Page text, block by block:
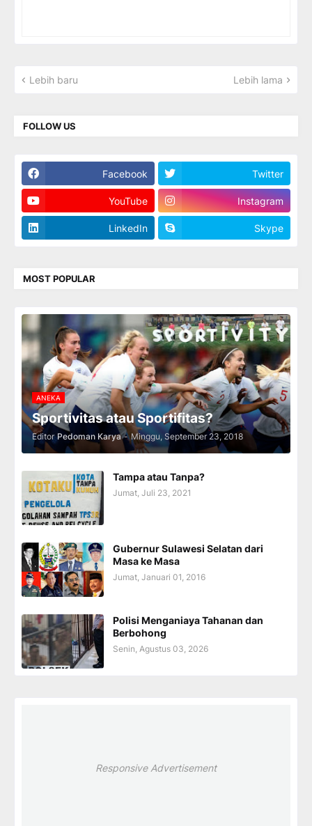
Lebih baru Lebih lama
FOLLOW US
Facebook Twitter
YouTube Instagram
LinkedIn Skype
MOST POPULAR
ANEKA
Sportivitas atau Sportifitas?
Editor Pedoman Karya - Minggu, September 23, 2018
Tampa atau Tanpa?
Jumat, Juli 23, 2021
Gubernur Sulawesi Selatan dari
Masa ke Masa
Jumat, Januari 01, 2016
Polisi Menganiaya Tahanan dan
Berbohong
Senin, Agustus 03, 2026
Responsive Advertisement